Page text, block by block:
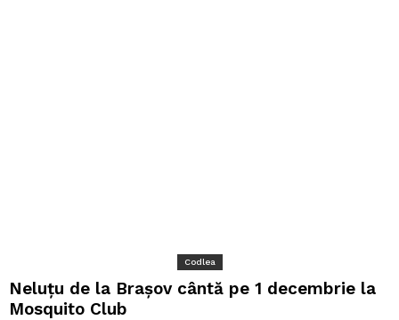
Codlea
Neluțu de la Brașov cântă pe 1 decembrie la
Mosquito Club